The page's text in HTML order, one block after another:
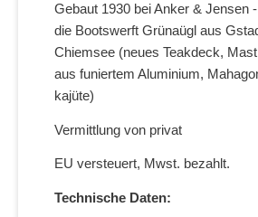
Gebaut 1930 bei Anker & Jensen
die Bootswerft Grünaügl aus
Chiemsee (neues Teakdeck,
aus funiertem Aluminium,
kajüte)
Vermittlung von privat
EU versteuert, Mwst. bezahlt.
Technische Daten: